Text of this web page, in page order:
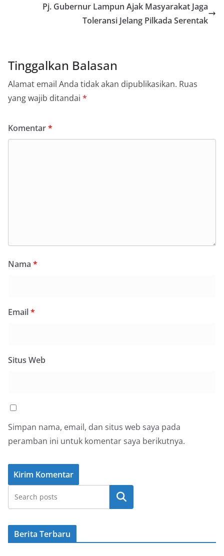
Pj. Gubernur Lampun Ajak Masyarakat Jaga
Toleransi Jelang Pilkada Serentak
Tinggalkan Balasan
Alamat email Anda tidak akan dipublikasikan. Ruas
yang wajib ditandai *
Komentar*
Nama *
Email*
Situs Web
Simpan nama, email, dan situs web saya pada
peramban ini untuk komentar saya berikutnya.
Cari
Berita Terbaru